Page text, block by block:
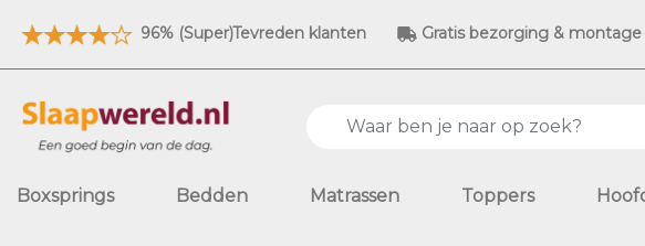
96% (Super)Tevreden klanten Gratis bezorging & montage
Boxsprings Bedden Matrassen Toppers